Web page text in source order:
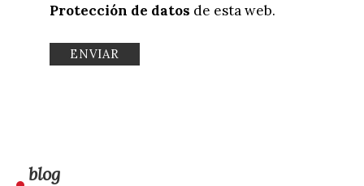
Protección de datos de esta web.
blog